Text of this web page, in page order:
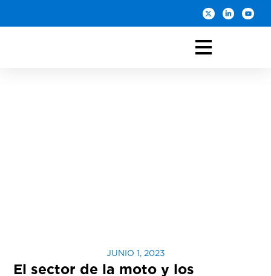
JUNIO 1, 2023
El sector de la moto y los